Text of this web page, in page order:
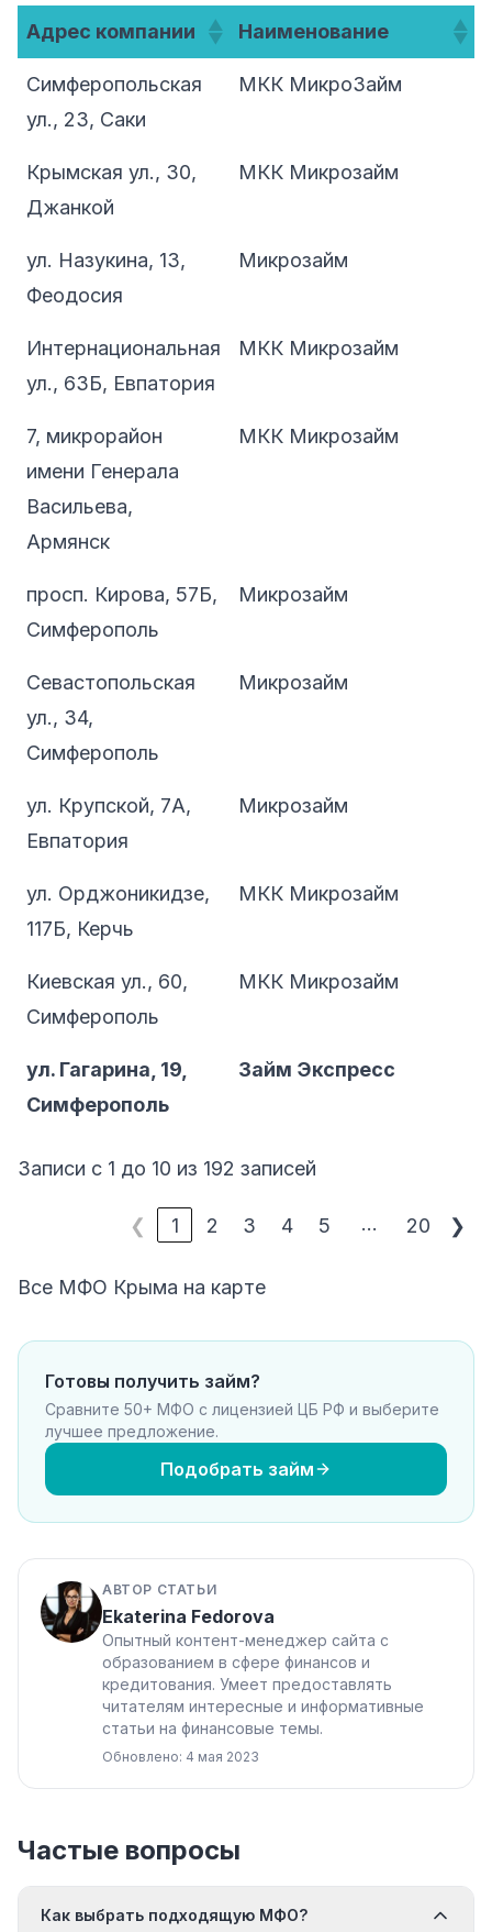
Адрес компании Наименование
Симферопольская
ул., 23, Саки
МКК МикроЗайм
Крымская ул., 30,
Джанкой
МКК Микрозайм
ул. Назукина, 13,
Феодосия
Микрозайм
Интернациональная
ул., 63Б, Евпатория
МКК Микрозайм
7, микрорайон
имени Генерала
Васильева,
Армянск
МКК Микрозайм
просп. Кирова, 57Б,
Симферополь
Микрозайм
Севастопольская
ул., 34,
Симферополь
Микрозайм
ул. Крупской, 7А,
Евпатория
Микрозайм
ул. Орджоникидзе,
117Б, Керчь
МКК Микрозайм
Киевская ул., 60,
Симферополь
МКК Микрозайм
ул. Гагарина, 19,
Симферополь
Займ Экспресс
Записи с 1 до 10 из 192 записей
❮ 1 2 3 4 5 … 20 ❯
Все МФО Крыма на карте
Готовы получить займ?
Сравните 50+ МФО с лицензией ЦБ РФ и выберите
лучшее предложение.
Подобрать займ
АВТОР СТАТЬИ
Ekaterina Fedorova
Опытный контент-менеджер сайта с
образованием в сфере финансов и
кредитования. Умеет предоставлять
читателям интересные и информативные
статьи на финансовые темы.
Обновлено: 4 мая 2023
Частые вопросы
Как выбрать подходящую МФО?